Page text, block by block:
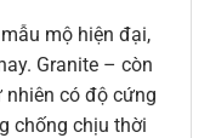
mộ hiện đại,
Granite – còn
có độ cứng
chống chịu thời